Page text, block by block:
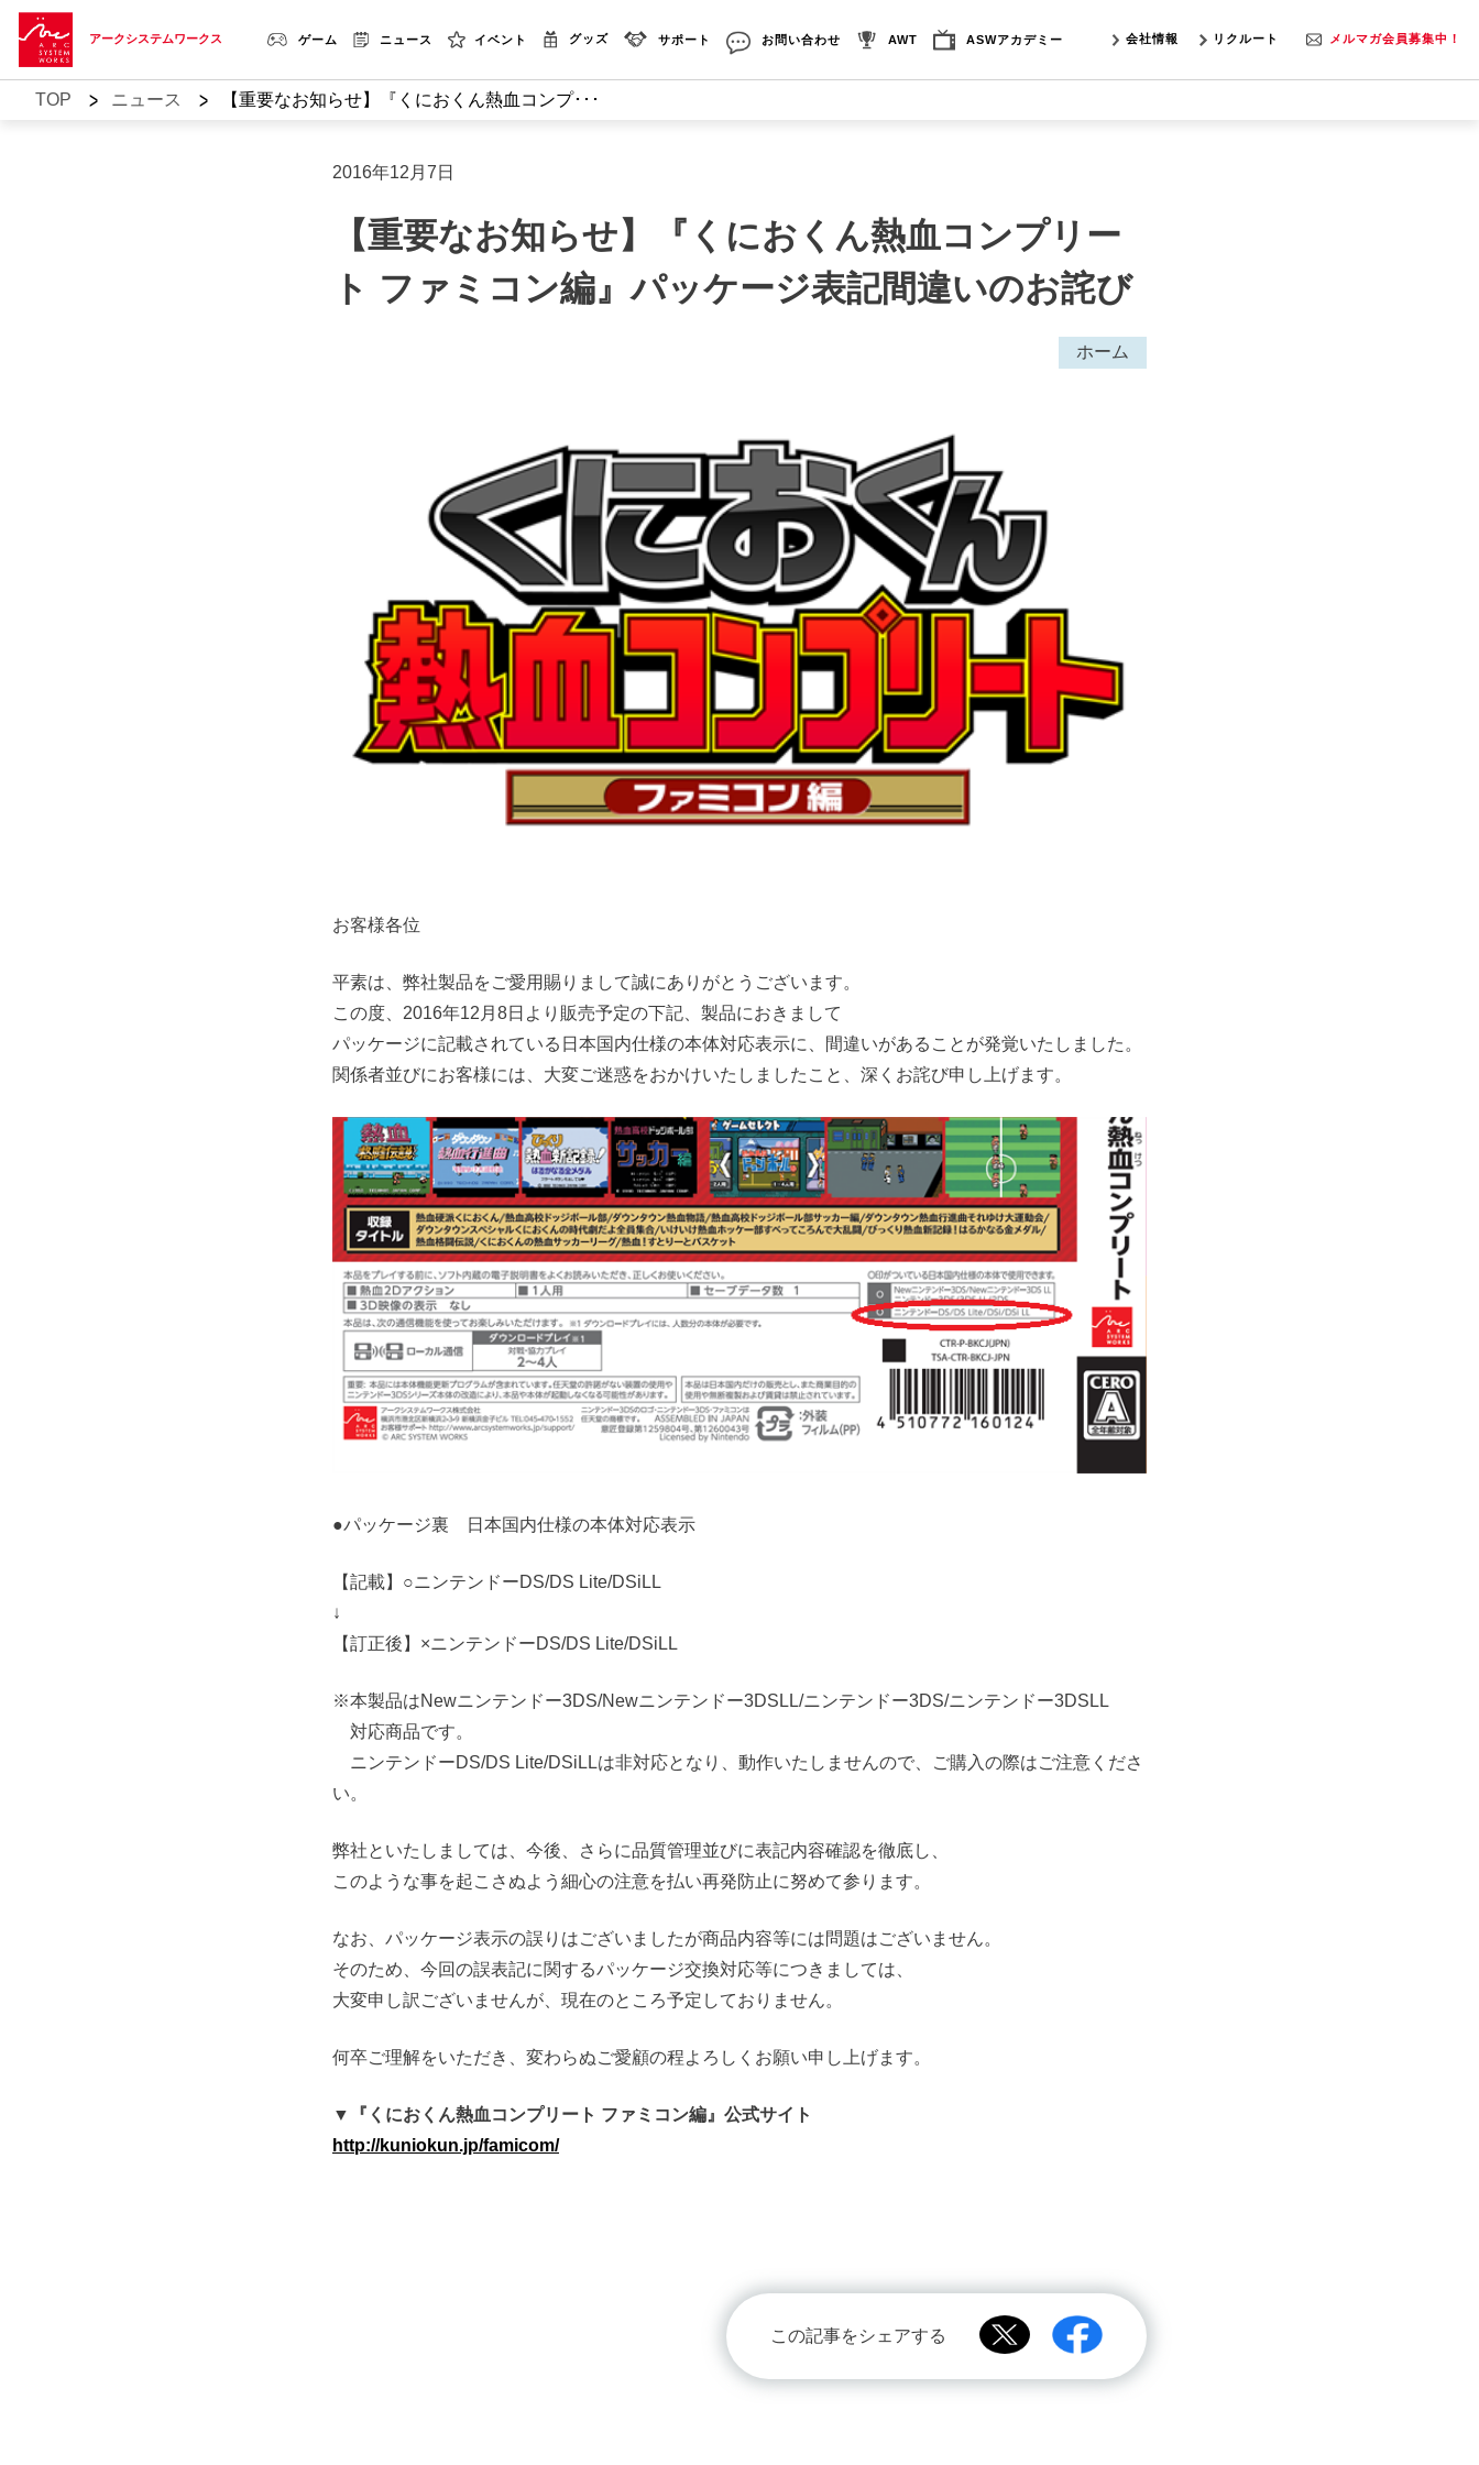
アークシステムワークス ゲーム ニュース イベント グッズ サポート お問い合わせ AWT ASWアカデミー 会社情報 リクルート メルマガ会員募集中！
TOP > ニュース > 【重要なお知らせ】『くにおくん熱血コンプ･･･
2016年12月7日
【重要なお知らせ】『くにおくん熱血コンプリー
ト ファミコン編』パッケージ表記間違いのお詫び
ホーム
お客様各位
平素は、弊社製品をご愛用賜りまして誠にありがとうございます。
この度、2016年12月8日より販売予定の下記、製品におきまして
パッケージに記載されている日本国内仕様の本体対応表示に、間違いがあることが発覚いたしました。
関係者並びにお客様には、大変ご迷惑をおかけいたしましたこと、深くお詫び申し上げます。
●パッケージ裏 日本国内仕様の本体対応表示
【記載】○ニンテンドーDS/DS Lite/DSiLL
↓
【訂正後】×ニンテンドーDS/DS Lite/DSiLL
※本製品はNewニンテンドー3DS/Newニンテンドー3DSLL/ニンテンドー3DS/ニンテンドー3DSLL
対応商品です。
ニンテンドーDS/DS Lite/DSiLLは非対応となり、動作いたしませんので、ご購入の際はご注意くださ
い。
弊社といたしましては、今後、さらに品質管理並びに表記内容確認を徹底し、
このような事を起こさぬよう細心の注意を払い再発防止に努めて参ります。
なお、パッケージ表示の誤りはございましたが商品内容等には問題はございません。
そのため、今回の誤表記に関するパッケージ交換対応等につきましては、
大変申し訳ございませんが、現在のところ予定しておりません。
何卒ご理解をいただき、変わらぬご愛顧の程よろしくお願い申し上げます。
▼『くにおくん熱血コンプリート ファミコン編』公式サイト
http://kuniokun.jp/famicom/
この記事をシェアする